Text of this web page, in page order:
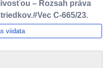
– Rozsah práva
C-665/23.
viidata